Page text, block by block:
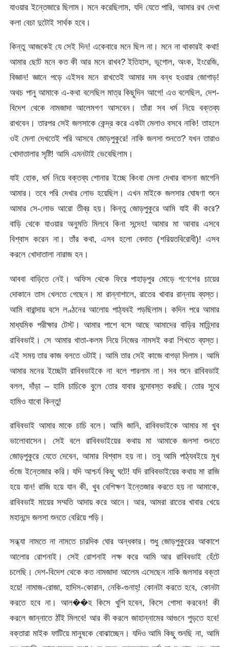
যাওয়ার ইন্তেজারে ছিলাম। মনে করেছিলাম, যদি যেতে পারি, আমার রথ দেখা
কলা বেচা দুটোই সার্থক হবে।
কিন্তু আজকেই যে সেই দিন! একেবারে মনে ছিল না। মনে না থাকারই কথা!
আমার ছোট মনে কত কী আর মনে রাখব? ইতিহাস, ভূগোল, অংক, ইংরেজি,
বিজ্ঞান! জ্ঞানে পড়ে এইসব মনে রাখতেই আমার দম বন্ধ হওয়ার জোগাড়!
অথচ পানু আমাকে এ-কথা বলেছিল মাত্র কিছুদিন আগে! এও বলেছিল, দেশ-
বিদেশ থেকে নামজাদা আলেমগণ আসবেন। তাঁরা সব ধর্ম নিয়ে বক্তব্য
রাখবেন। তারপর সেই জলসাকে কেন্দ্র করে একটা মেলাও বসবে নাকি! তাহলে
ওই মেলা দেখতেই পরি আসবে জোড়পুকুরে! নাকি জলসা শুনতে? যখন তারাও
খোদাতালার সৃষ্টি! আমি এমনটাই ভেবেছিলাম।
যাই হোক, ধর্ম নিয়ে বক্তব্য শোনার ইচ্ছে কিংবা মেলা দেখার বাসনা জাগেনি
আমার। তবে পরি দেখার লোভ হয়েছিল। এখন মাইকে জলসার ঘোষণা শুনে
আমার সে-লোভ আরো তীব্র হয়। কিন্তু জোড়পুকুরে আমি যাই কী করে?
বাড়ি থেকে যাওয়ার অনুমতি মিলবে কিনা সন্দেহ! আমার মা আবার এসবে
বিশ্বাস করেন না। তাঁর কথা, এসব হলো বেদাত (শরিয়তবিরোধী)! এসব
করলে খোদাতালা নারাজ হন।
আববা বাড়িতে নেই। অফিস থেকে ফিরে পাহাড়পুর মোড়ে গণেশের চায়ের
দোকানে তাস খেলতে গেছেন। মা রান্নাশালে, রাতের খাবার রান্নায় ব্যস্ত।
আমি বারান্দায় বসে লণ্ঠনের আলোয় পাঠ্যবই পড়ছিলাম। কদিন পরে আমার
মাধ্যমিক পরীক্ষার টেস্ট। আমার পাশে বসে আছে আমাদের বাড়ির মাহিন্দার
রাবিবভাই। সে আমার খাতা-কলম নিয়ে নিজের নামসই করা শিখতে ব্যস্ত।
এই সময় তার কাজ বলতে ওটাই। আমি তার সেই কাজে বাগড়া দিলাম। আমি
আমার মনের ইচ্ছেটা রাবিবভাইকে না বলে পারলাম না। সব শুনে রাবিবভাই
বলল, দাঁড়া – হামি চাচিকে বুলে তোর যাবার বন্দোবস্ত করছি। তোর সুথে
হামিও যাবো কিন্তু!
রাবিবভাই আমার মাকে চাচি বলে। আমি জানি, রাবিবভাইকে আমার মা খুব
ভালোবাসেন। সেই বলে রাবিবভাইয়ের কথায় মা আমাকে জলসা শুনতে
জোড়পুকুরে যেতে দেবেন, আমার বিশ্বাস হয় না। তবু আমি পাঠ্যবইয়ে মুখ
গুঁজে ইন্তেজার করি। যদি আশ্চর্য কিছু ঘটে! যদি রাবিবভাইয়ের কথায় মা রাজি
হয়ে যান! রাজি হয়ে যান কী, খুব বেশিক্ষণ ইন্তেজার করতে হয় না আমাকে,
রাবিবভাই মায়ের সম্মতি আদায় করে আনে। আর, আমরা রাতের খাবার খেয়ে
মহানন্দে জলসা শুনতে বেরিয়ে পড়ি।
সন্ধ্যা নামতে না নামতে চারদিক ঘোর অন্ধকার। শুধু জোড়পুকুরের আকাশে
আলোর রোশনাই। সেই রোশনাই লক্ষ করে আমি আর রাবিবভাই হেঁটে
চলেছি। দেশ-বিদেশ থেকে কত নামজাদা আলেম এসেছেন নাকি জলসার বক্তা
হয়ে! নামাজ-রোজা, হাদিস-কোরান, নেকি-গুনাহ্! কোনটা করতে হবে, কোনটা
করতে হবে না। আল��হ কিসে খুশি হবেন, কিসে গোসা করবেন! কী
করলে জান্নাতে ঠাঁই মিলবে! আর কী করলে জাহান্নামের আগুনে পুড়তে হবে!
বক্তারা মাইক ফাটিয়ে মানুষকে বোঝাচ্ছেন। যদিও আমি কিছু শুনছি না, আমি